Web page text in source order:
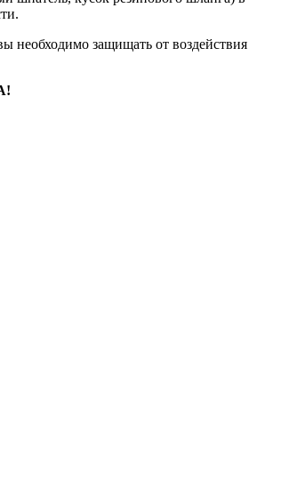
необходимо защищать от воздействия